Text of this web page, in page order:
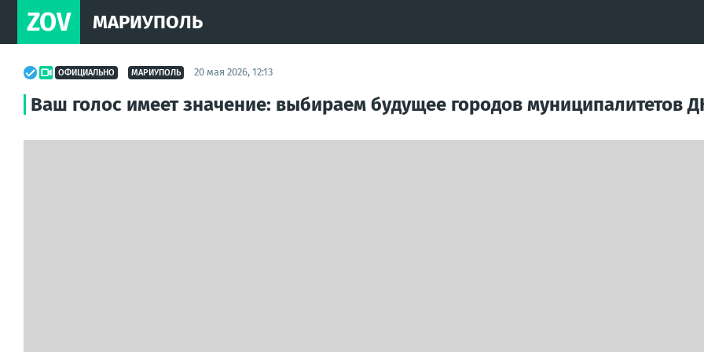
ZOV МАРИУПОЛЬ
ОФИЦИАЛЬНО МАРИУПОЛЬ 20 мая 2026, 12:13
Ваш голос имеет значение: выбираем будущее городов муниципалитетов